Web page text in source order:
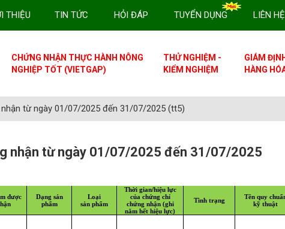
THIỆU TIN TỨC HỎI ĐÁP TUYỂN DỤNG LIÊN HỆ
CHỨNG NHẬN THỰC HÀNH NÔNG
NGHIỆP TỐT (VIETGAP)
THỬ NGHIỆM -
KIỂM NGHIỆM
GIÁM ĐỊNH
HÀNG
từ ngày 01/07/2025 đến 31/07/2025 (tt5)
nhận từ ngày 01/07/2025 đến 31/07/2025
được
Dạng sản
phẩm
Loại
sản phẩm
Thời gian/hiệu lực
của chứng chỉ
chứng nhận (ghi
năm hết hiệu lực)
Tình trạng
Tên quy
kỹ thuật